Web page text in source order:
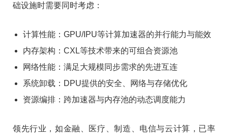
础设施时需要同时考虑：
计算性能：GPU/IPU等计算加速器的并行能力与能效
内存架构：CXL等技术带来的可组合资源池
网络性能：满足大规模同步需求的先进互连
系统卸载：DPU提供的安全、网络与存储优化
资源编排：跨加速器与内存池的动态调度能力
领先行业，如金融、医疗、制造、电信与云计算，已率